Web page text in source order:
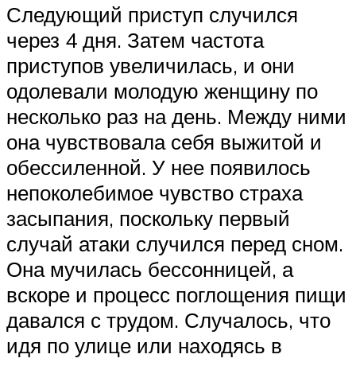
Следующий приступ случился
через 4 дня. Затем частота
приступов увеличилась, и они
одолевали молодую женщину по
несколько раз на день. Между ними
она чувствовала себя выжитой и
обессиленной. У нее появилось
непоколебимое чувство страха
засыпания, поскольку первый
случай атаки случился перед сном.
Она мучилась бессонницей, а
вскоре и процесс поглощения пищи
давался с трудом. Случалось, что
идя по улице или находясь в